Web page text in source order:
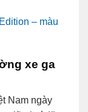
– màu
xe ga
Nam ngày